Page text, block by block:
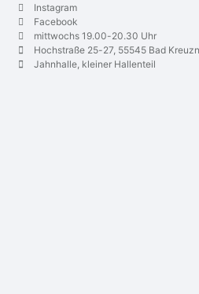
Instagram
Facebook
mittwochs 19.00-20.30 Uhr
Hochstraße 25-27, 55545 Bad
Jahnhalle, kleiner Hallenteil